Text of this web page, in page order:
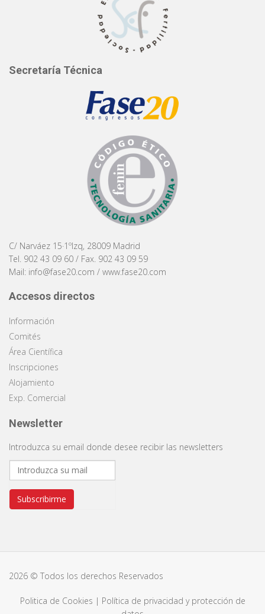
Secretaría Técnica
C/ Narváez 15·1ºIzq, 28009 Madrid
Tel. 902 43 09 60 / Fax. 902 43 09 59
Mail: info@fase20.com / www.fase20.com
Accesos directos
Información
Comités
Área Científica
Inscripciones
Alojamiento
Exp. Comercial
Newsletter
Introduzca su email donde desee recibir las newsletters
Subscribirme
2026 © Todos los derechos Reservados
Politica de Cookies | Política de privacidad y protección de